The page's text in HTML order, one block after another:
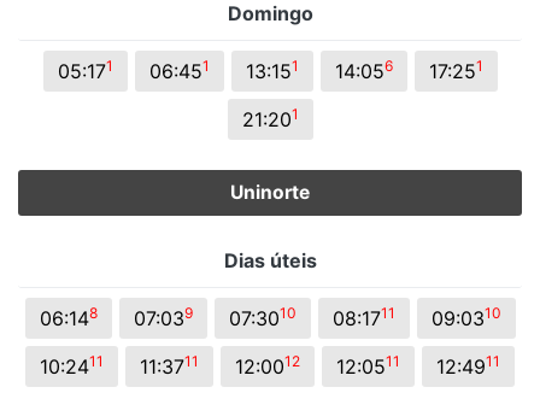
Domingo
05:171 06:451 13:151 14:056 17:251
21:201
Uninorte
Dias úteis
06:148 07:039 07:3010 08:1711 09:0310
10:2411 11:3711 12:0012 12:0511 12:4911